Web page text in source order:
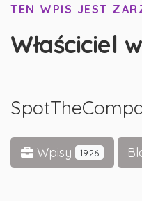
TEN WPIS JEST
Właściciel
Wpisy 1926